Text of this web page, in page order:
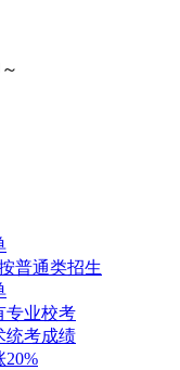
普通类招生
专业校考
统考成绩
20%